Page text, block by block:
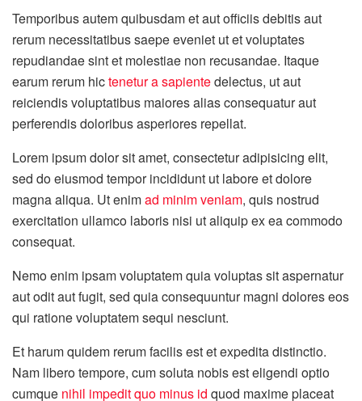
Temporibus autem quibusdam et aut officiis debitis aut
rerum necessitatibus saepe eveniet ut et voluptates
repudiandae sint et molestiae non recusandae. Itaque
earum rerum hictenetur a sapientedelectus, ut aut
reiciendis voluptatibus maiores alias consequatur aut
perferendis doloribus asperiores repellat.
Lorem ipsum dolor sit amet, consectetur adipisicing elit,
sed do eiusmod tempor incididunt ut labore et dolore
magna aliqua. Ut enimad minim veniam, quis nostrud
exercitation ullamco laboris nisi ut aliquip ex ea commodo
consequat.
Nemo enim ipsam voluptatem quia voluptas sit aspernatur
aut odit aut fugit, sed quia consequuntur magni dolores eos
qui ratione voluptatem sequi nesciunt.
Et harum quidem rerum facilis est et expedita distinctio.
Nam libero tempore, cum soluta nobis est eligendi optio
cumque nihil impedit quo minus id quod maxime placeat